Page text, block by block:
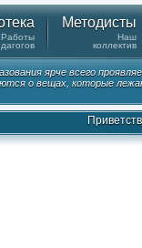
Работы
Методисты
Наш
коллектив
ярче всего
о вещах, которые